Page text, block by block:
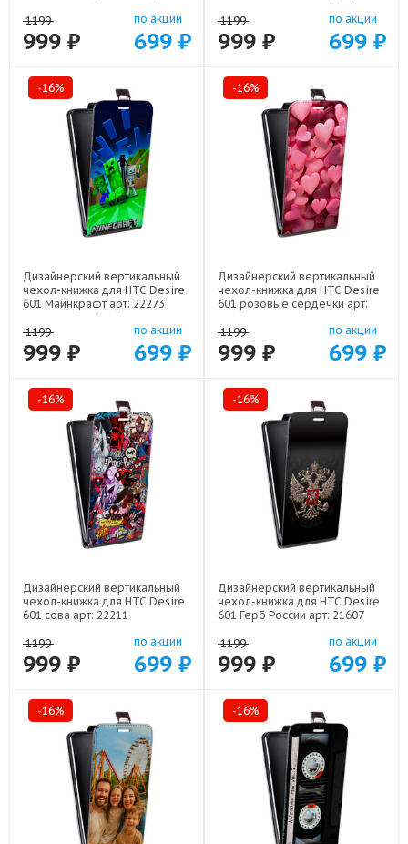
1199
999 ₽
по акции
699 ₽
1199
999 ₽
по акции
699 ₽
-16%
Дизайнерский вертикальный
чехол-книжка для HTC Desire
601 Майнкрафт арт: 22273
1199
999 ₽
по акции
699 ₽
-16%
Дизайнерский вертикальный
чехол-книжка для HTC Desire
601 розовые сердечки арт:
1199
999 ₽
по акции
699 ₽
-16%
Дизайнерский вертикальный
чехол-книжка для HTC Desire
601 сова арт: 22211
1199
999 ₽
по акции
699 ₽
-16%
Дизайнерский вертикальный
чехол-книжка для HTC Desire
601 Герб России арт: 21607
1199
999 ₽
по акции
699 ₽
-16% -16%